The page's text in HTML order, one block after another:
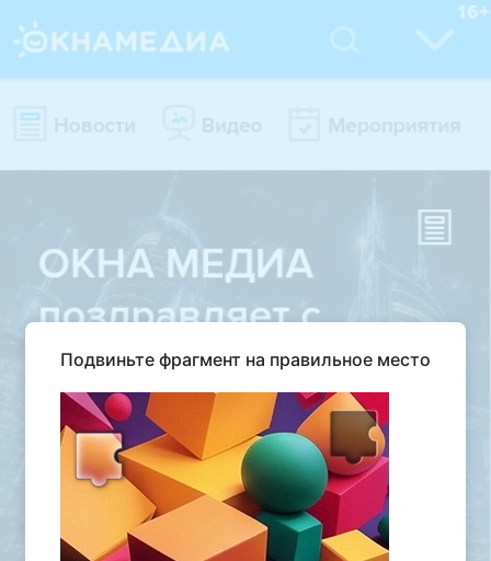
Подвиньте фрагмент на правильное место